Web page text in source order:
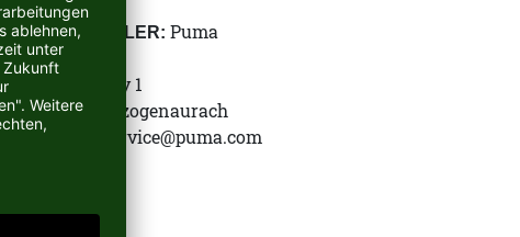
HERSTELLER: Puma
Puma SE
Puma Way 1
91074 Herzogenaurach
E-Mail:
service@puma.com